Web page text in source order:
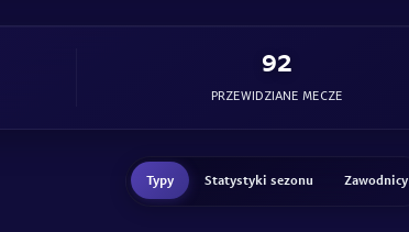
92
PRZEWIDZIANE MECZE
Typy Statystyki sezonu Zawodnicy